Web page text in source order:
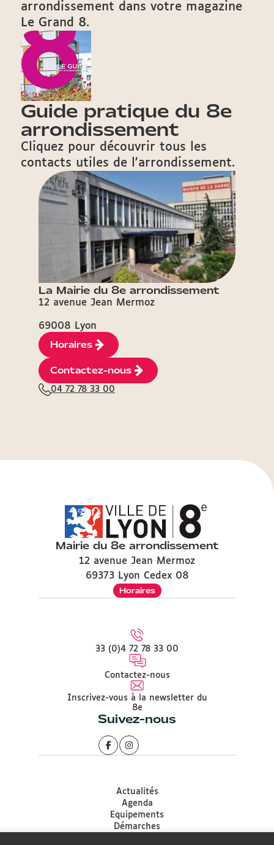
arrondissement dans votre magazine
Le Grand 8.
Guide pratique du 8e
arrondissement
Cliquez pour découvrir tous les
contacts utiles de l'arrondissement.
La Mairie du 8e arrondissement
12 avenue Jean Mermoz
69008 Lyon
Horaires
Contactez-nous
04 72 78 33 00
Mairie du 8e arrondissement
12 avenue Jean Mermoz
69373 Lyon Cedex 08
Horaires
33 (0)4 72 78 33 00
Contactez-nous
Inscrivez-vous à la newsletter du
8e
Suivez-nous
Actualités
Agenda
Equipements
Démarches